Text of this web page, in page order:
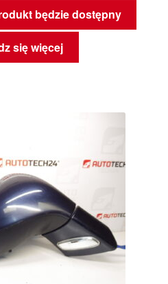
będzie dostępny
się więcej